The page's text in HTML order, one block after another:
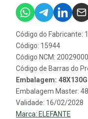
Código do Fabricante:
Código: 15944
Código NCM: 20029000
Código de Barras do
Embalagem: 48X130G
Embalagem Master:
Validade: 16/02/2028
Marca: ELEFANTE